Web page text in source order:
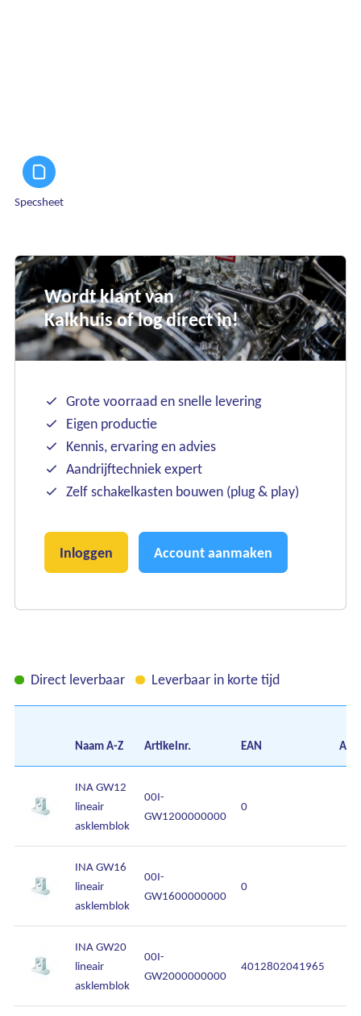
Over Kalkhuis
Contact
Specsheet
Wordt klant van
Kalkhuis of log direct in!
Grote voorraad en snelle levering
Eigen productie
Kennis, ervaring en advies
Aandrijftechniek expert
Zelf schakelkasten bouwen (plug & play)
Inloggen Account aanmaken
Direct leverbaar Leverbaar in korte tijd
NaamA-Z Artikelnr. EAN
INA GW12
lineair
asklemblok
00I-
GW1200000000
0
INA GW16
lineair
asklemblok
00I-
GW1600000000
0
INA GW20
lineair
asklemblok
00I-
GW2000000000
4012802041965